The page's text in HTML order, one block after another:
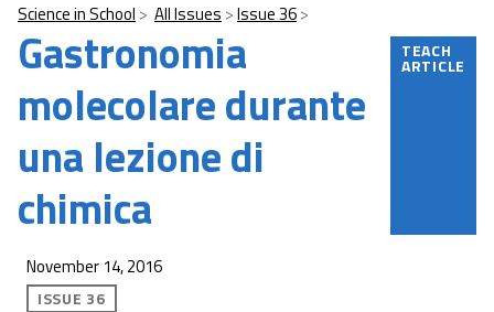
Science in School All Issues Issue 36
Gastronomia
molecolare durante
una lezione di
chimica
TEACH
ARTICLE
November 14, 2016
ISSUE 36